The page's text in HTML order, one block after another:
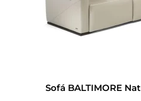
Sofá BALTIMORE